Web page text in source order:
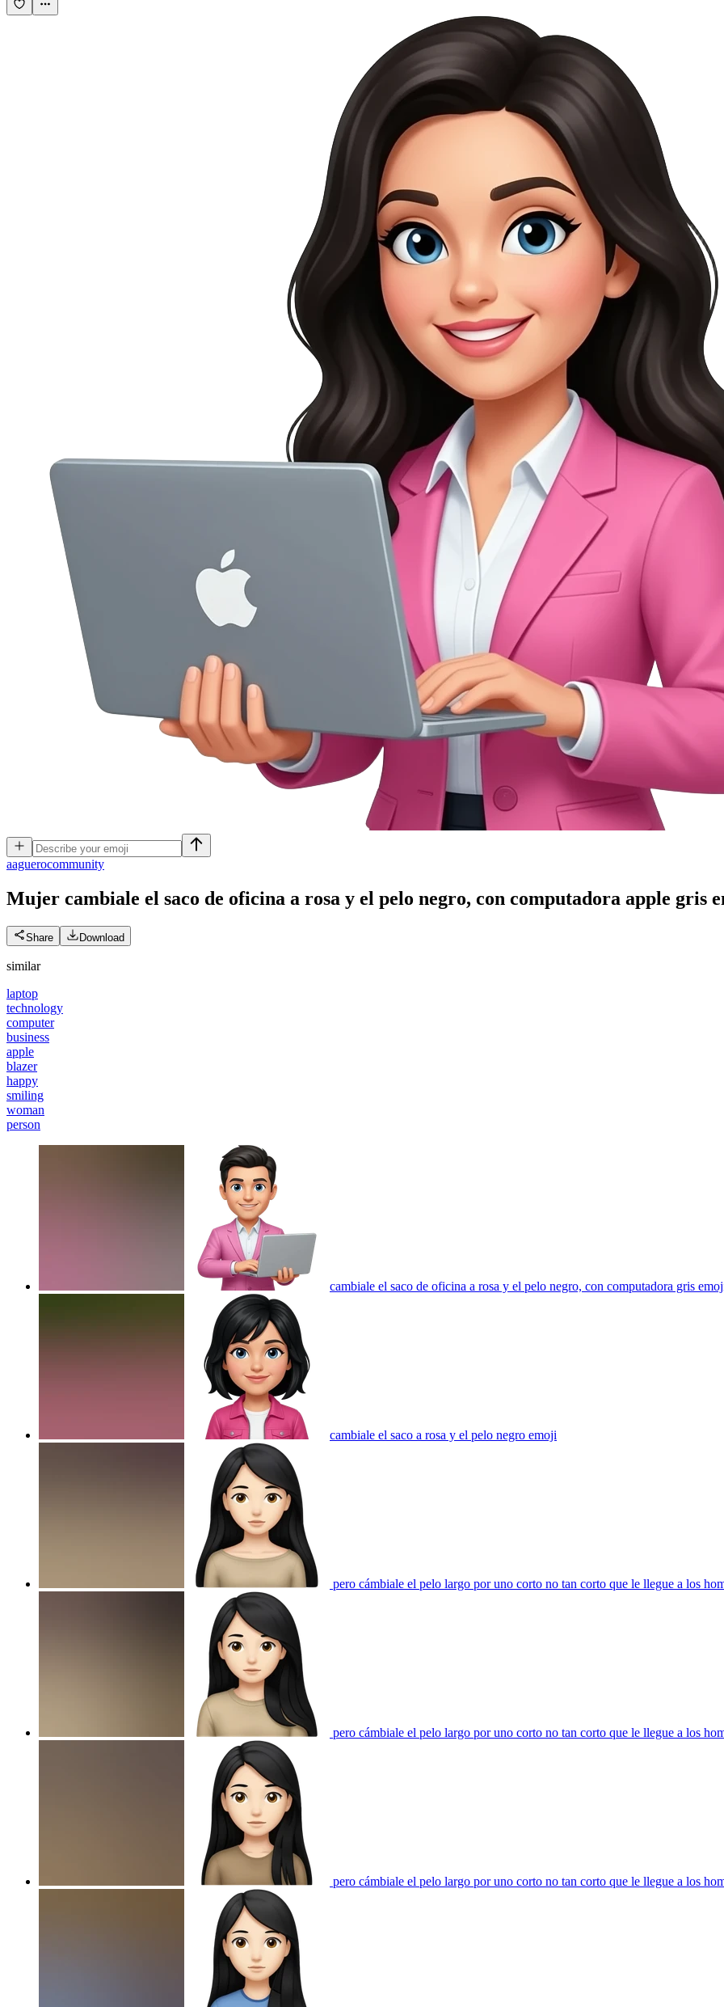
aaguerocommunity
Mujer cambiale el saco de oficina a rosa y el pelo negro, con computadora apple gris
Share Download
similar
laptop
technology
computer
business
apple
blazer
happy
smiling
woman
person
cambiale el saco de oficina a rosa y el pelo negro, con computadora gris
cambiale el saco a rosa y el pelo negro emoji
pero cámbiale el pelo largo por uno corto no tan corto que le llegue a los
pero cámbiale el pelo largo por uno corto no tan corto que le llegue a los
pero cámbiale el pelo largo por uno corto no tan corto que le llegue a los